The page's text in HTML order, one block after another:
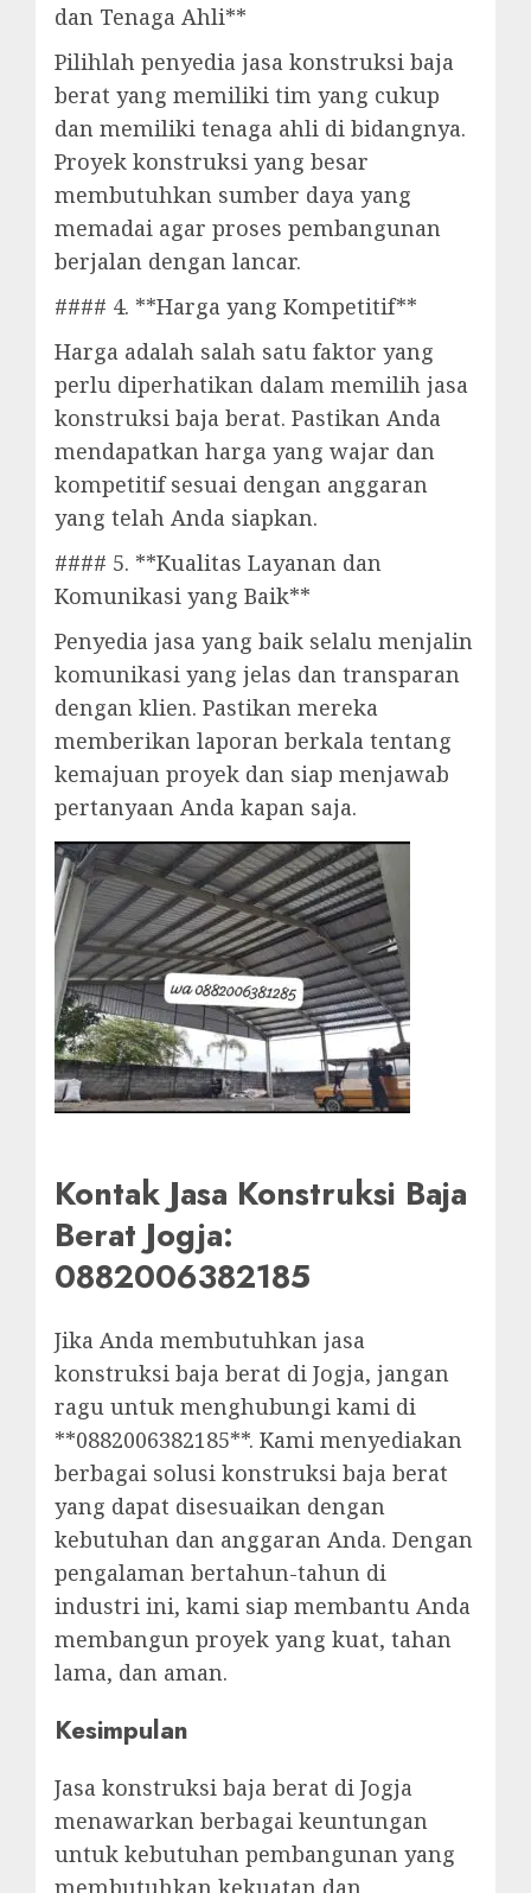
dan Tenaga Ahli**
Pilihlah penyedia jasa konstruksi baja
berat yang memiliki tim yang cukup
dan memiliki tenaga ahli di bidangnya.
Proyek konstruksi yang besar
membutuhkan sumber daya yang
memadai agar proses pembangunan
berjalan dengan lancar.
#### 4. **Harga yang Kompetitif**
Harga adalah salah satu faktor yang
perlu diperhatikan dalam memilih jasa
konstruksi baja berat. Pastikan Anda
mendapatkan harga yang wajar dan
kompetitif sesuai dengan anggaran
yang telah Anda siapkan.
#### 5. **Kualitas Layanan dan
Komunikasi yang Baik**
Penyedia jasa yang baik selalu menjalin
komunikasi yang jelas dan transparan
dengan klien. Pastikan mereka
memberikan laporan berkala tentang
kemajuan proyek dan siap menjawab
pertanyaan Anda kapan saja.
Kontak Jasa Konstruksi Baja
Berat Jogja:
0882006382185
Jika Anda membutuhkan jasa
konstruksi baja berat di Jogja, jangan
ragu untuk menghubungi kami di
**0882006382185**. Kami menyediakan
berbagai solusi konstruksi baja berat
yang dapat disesuaikan dengan
kebutuhan dan anggaran Anda. Dengan
pengalaman bertahun-tahun di
industri ini, kami siap membantu Anda
membangun proyek yang kuat, tahan
lama, dan aman.
Kesimpulan
Jasa konstruksi baja berat di Jogja
menawarkan berbagai keuntungan
untuk kebutuhan pembangunan yang
membutuhkan kekuatan dan